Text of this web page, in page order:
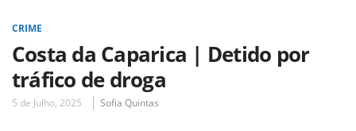
CRIME
Costa da Caparica | Detido por
tráfico de droga
5 de Julho, 2025 Sofia Quintas